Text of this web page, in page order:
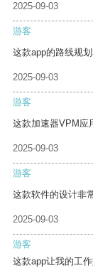
2025-09-03
游客
这款app的路线规
2025-09-03
游客
这款加速器VPM应
2025-09-03
游客
这款软件的设计非
2025-09-03
游客
这款app让我的工